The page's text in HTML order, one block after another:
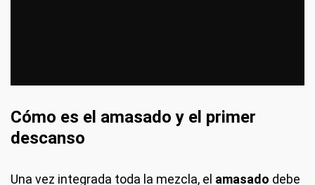
Cómo es el amasado y el primer
descanso
Una vez integrada toda la mezcla, el amasado debe